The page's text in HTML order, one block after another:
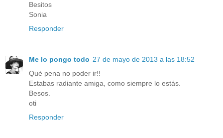
Besitos
Sonia
Responder
Me lo pongo todo 27 de mayo de 2013 a las 18:52
Qué pena no poder ir!!
Estabas radiante amiga, como siempre lo estás.
Besos.
oti
Responder